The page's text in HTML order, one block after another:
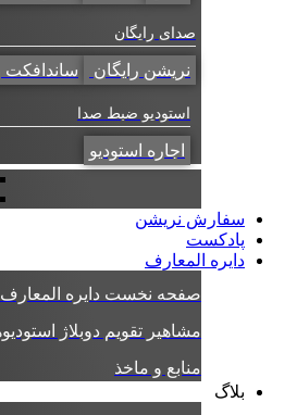
صدای رایگان
نریشن رایگان ساندافکت
استودیو ضبط صدا
اجاره استودیو
سفارش نریشن
پادکست
دایره المعارف
صفحه نخست دایره المعارف
مشاهیر تقویم دوبلاژ
منابع و ماخذ
بلاگ